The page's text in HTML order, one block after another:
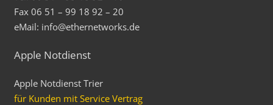
Fax 06 51 – 99 18 92 – 20
eMail: info@ethernetworks.de
Apple Notdienst
Apple Notdienst Trier
für Kunden mit Service Vertrag